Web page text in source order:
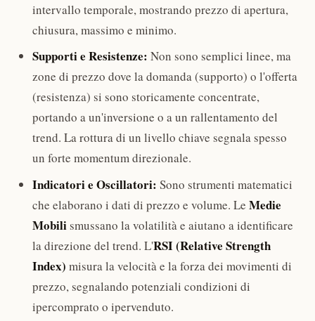
intervallo temporale, mostrando prezzo di apertura,
chiusura, massimo e minimo.
Supporti e Resistenze: Non sono semplici linee, ma
zone di prezzo dove la domanda (supporto) o l'offerta
(resistenza) si sono storicamente concentrate,
portando a un'inversione o a un rallentamento del
trend. La rottura di un livello chiave segnala spesso
un forte momentum direzionale.
Indicatori e Oscillatori: Sono strumenti matematici
che elaborano i dati di prezzo e volume. Le Medie
Mobilismussano la volatilità e aiutano a identificare
la direzione del trend. L'RSI (Relative Strength
Index) misura la velocità e la forza dei movimenti di
prezzo, segnalando potenziali condizioni di
ipercomprato o ipervenduto.